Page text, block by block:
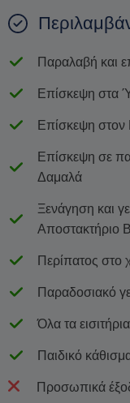
Παραλαβή και
Επίσκεψη στα
Επίσκεψη
Επίσκεψη σε
Δαμαλά
Ξενάγηση και
Αποστακτήριο
Περίπατος στο
Παραδοσιακό
Όλα τα
Παιδικό
Προσωπικά